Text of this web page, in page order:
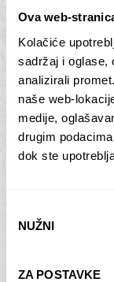
Ova web-
Kolačiće
sadržaj i oglase,
analizirali
naše web-
medije,
drugim
dok ste
pristanka
NUŽNI
ZA POSTAVKE
Butan –
75,00€ –
ODABERI
Dolac